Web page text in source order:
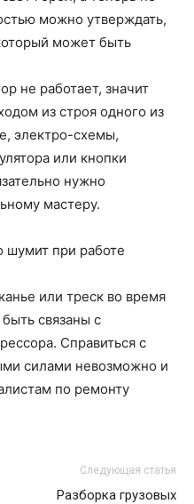
можно утверждать,
может быть
не работает, значит
из строя одного из
электро-схемы,
или кнопки
нужно
мастеру.
шумит при работе
или треск во время
связаны с
Справиться с
силами невозможно и
по ремонту
Следующая статья
Разборка грузовых